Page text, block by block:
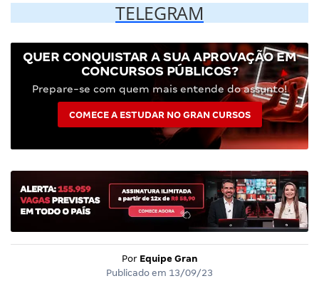
TELEGRAM
QUER CONQUISTAR A SUA APROVAÇÃO EM
CONCURSOS PÚBLICOS?
Prepare-se com quem mais entende do assunto!
COMECE A ESTUDAR NO GRAN CURSOS
Por Equipe Gran
Publicado em 13/09/23